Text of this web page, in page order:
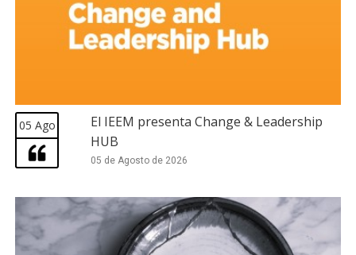
05 Ago
El IEEM presenta Change & Leadership
HUB
05 de Agosto de 2026